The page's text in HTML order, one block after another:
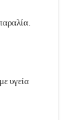
υγεία